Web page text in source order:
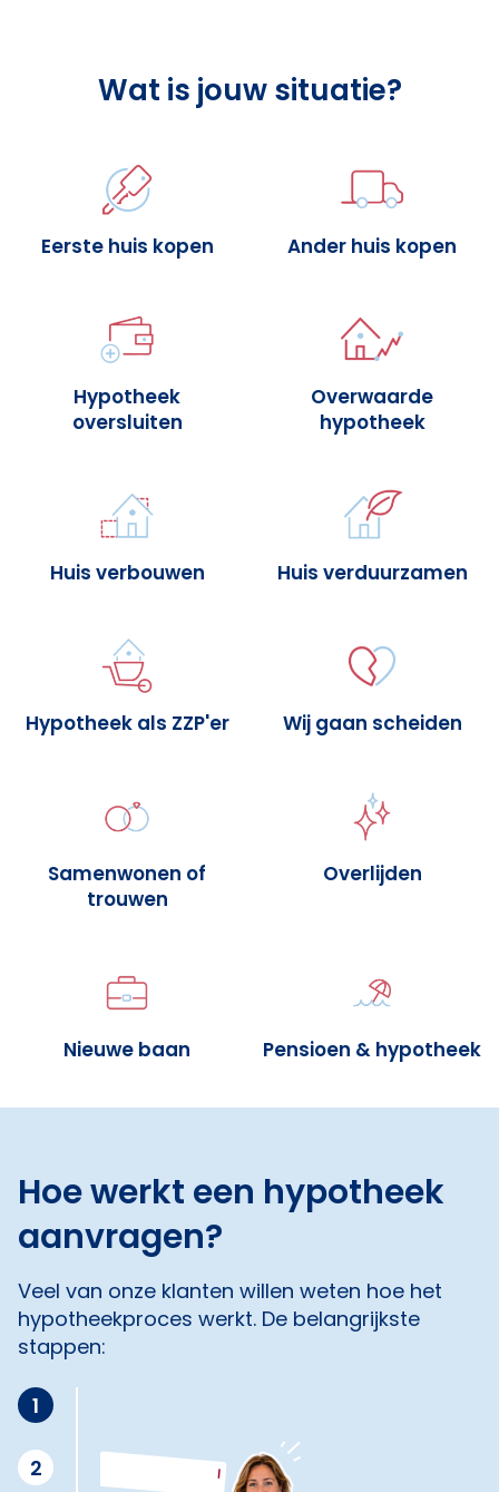
Wat is jouw situatie?
Eerste huis kopen Ander huis kopen
Hypotheek
oversluiten
Overwaarde
hypotheek
Huis verbouwen Huis verduurzamen
Hypotheek als ZZP'er Wij gaan scheiden
Samenwonen of
trouwen
Overlijden
Nieuwe baan Pensioen & hypotheek
Hoe werkt een hypotheek
aanvragen?
Veel van onze klanten willen weten hoe het
hypotheekproces werkt. De belangrijkste
stappen:
1
2